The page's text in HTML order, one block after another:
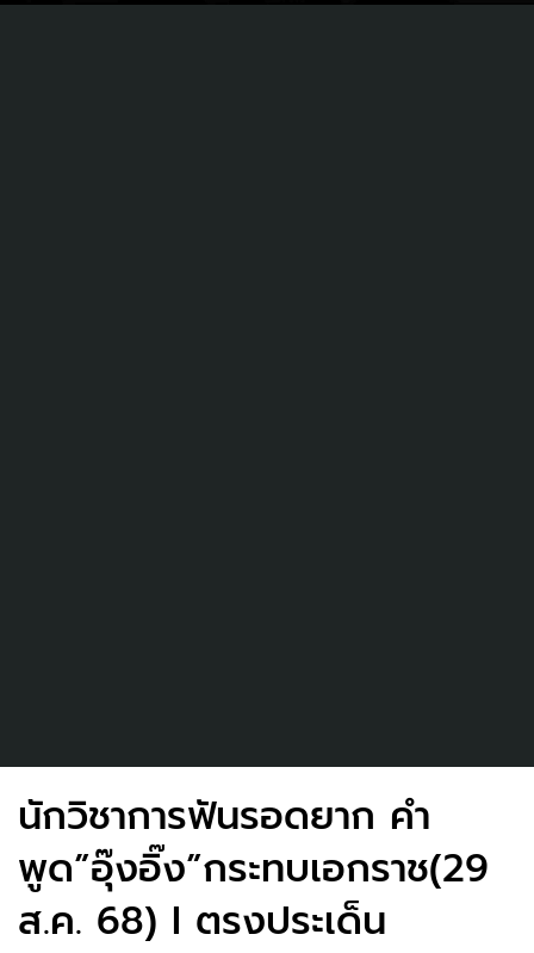
นักวิชาการฟันรอดยาก คำ
พูด”อุ๊งอิ๊ง”กระทบเอกราช(29
ส.ค. 68) I ตรงประเด็น